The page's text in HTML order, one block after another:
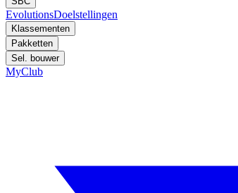
EvolutionsDoelstellingen
Klassementen
Pakketten
Sel. bouwer
MyClub